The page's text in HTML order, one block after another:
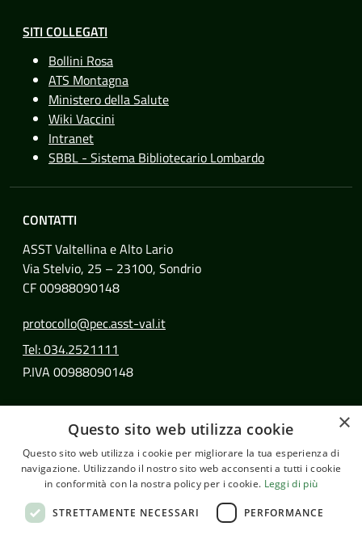
SITI COLLEGATI
Bollini Rosa
ATS Montagna
Ministero della Salute
Wiki Vaccini
Intranet
SBBL - Sistema Bibliotecario Lombardo
CONTATTI
ASST Valtellina e Alto Lario
Via Stelvio, 25 – 23100, Sondrio
CF 00988090148
protocollo@pec.asst-val.it
Tel: 034.2521111
P.IVA 00988090148
Facebook
© Copyright 2026 - ASST Valtellina e Alto Lario
×
Questo sito web utilizza cookie
Questo sito web utilizza i cookie per migliorare la tua esperienza di
navigazione. Utilizzando il nostro sito web acconsenti a tutti i cookie
in conformità con la nostra policy per i cookie. Leggi di più
STRETTAMENTE NECESSARI PERFORMANCE